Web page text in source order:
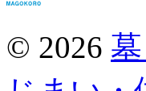
© 2026